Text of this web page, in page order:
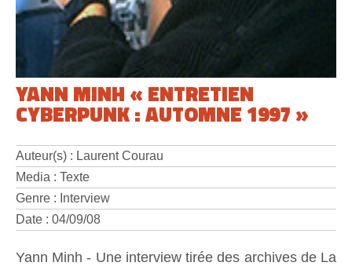
YANN MINH « ENTRETIEN
CYBERPUNK : AUTOMNE 1997 »
Auteur(s) : Laurent Courau
Media : Texte
Genre : Interview
Date : 04/09/08
Yann Minh - Une interview tirée des archives de La